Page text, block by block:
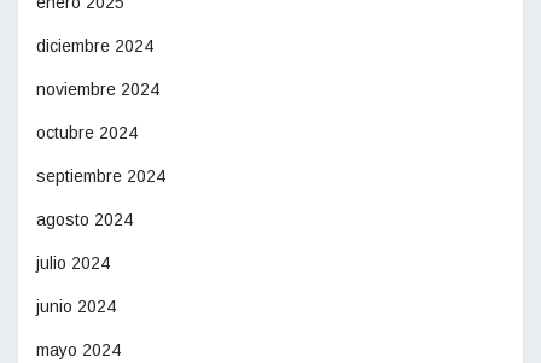
diciembre 2024
noviembre 2024
octubre 2024
septiembre 2024
agosto 2024
julio 2024
junio 2024
mayo 2024